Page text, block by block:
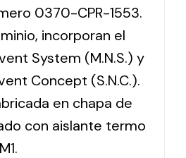
0370-CPR-1553.
incorporan el
System (M.N.S.) y
Concept (S.N.C.).
en chapa de
con aislante termo